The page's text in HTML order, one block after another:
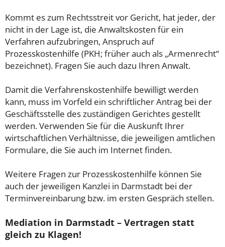
Kommt es zum Rechtsstreit vor Gericht, hat jeder, der
nicht in der Lage ist, die Anwaltskosten für ein
Verfahren aufzubringen, Anspruch auf
Prozesskostenhilfe (PKH; früher auch als „Armenrecht“
bezeichnet). Fragen Sie auch dazu Ihren Anwalt.
Damit die Verfahrenskostenhilfe bewilligt werden
kann, muss im Vorfeld ein schriftlicher Antrag bei der
Geschäftsstelle des zuständigen Gerichtes gestellt
werden. Verwenden Sie für die Auskunft Ihrer
wirtschaftlichen Verhältnisse, die jeweiligen amtlichen
Formulare, die Sie auch im Internet finden.
Weitere Fragen zur Prozesskostenhilfe können Sie
auch der jeweiligen Kanzlei in Darmstadt bei der
Terminvereinbarung bzw. im ersten Gespräch stellen.
Mediation in Darmstadt – Vertragen statt
gleich zu Klagen!